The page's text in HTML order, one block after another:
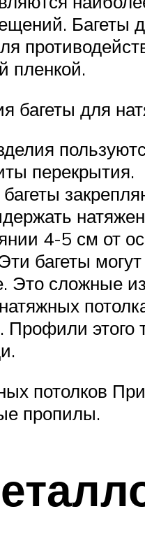
Багеты
пленкой.
багеты для
перекрытия.
4-5 см от
багеты могут
Это сложные
этого
потолков
пропилы.